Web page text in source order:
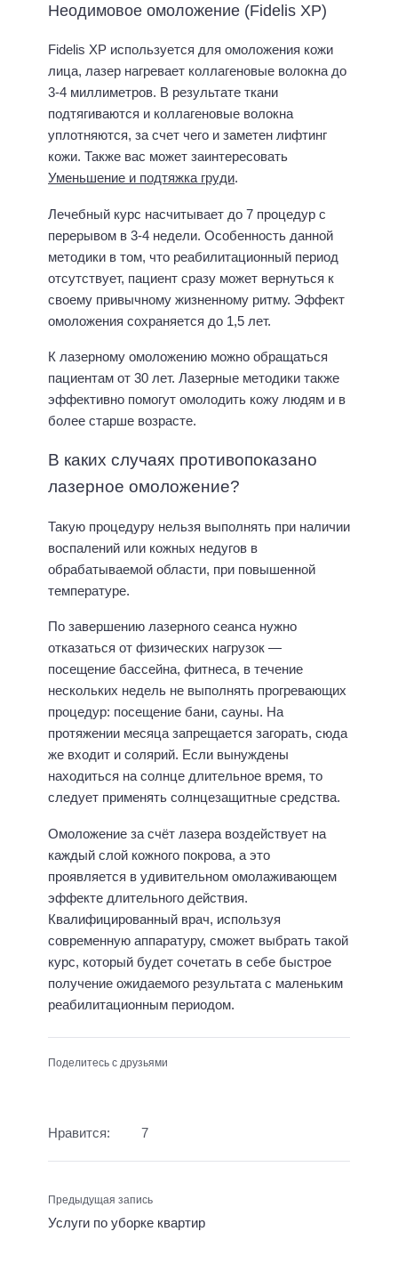
Неодимовое омоложение (Fidelis XP)
Fidelis XP используется для омоложения кожи
лица, лазер нагревает коллагеновые волокна до
3-4 миллиметров. В результате ткани
подтягиваются и коллагеновые волокна
уплотняются, за счет чего и заметен лифтинг
кожи. Также вас может заинтересовать
Уменьшение и подтяжка груди.
Лечебный курс насчитывает до 7 процедур с
перерывом в 3-4 недели. Особенность данной
методики в том, что реабилитационный период
отсутствует, пациент сразу может вернуться к
своему привычному жизненному ритму. Эффект
омоложения сохраняется до 1,5 лет.
К лазерному омоложению можно обращаться
пациентам от 30 лет. Лазерные методики также
эффективно помогут омолодить кожу людям и в
более старше возрасте.
В каких случаях противопоказано
лазерное омоложение?
Такую процедуру нельзя выполнять при наличии
воспалений или кожных недугов в
обрабатываемой области, при повышенной
температуре.
По завершению лазерного сеанса нужно
отказаться от физических нагрузок —
посещение бассейна, фитнеса, в течение
нескольких недель не выполнять прогревающих
процедур: посещение бани, сауны. На
протяжении месяца запрещается загорать, сюда
же входит и солярий. Если вынуждены
находиться на солнце длительное время, то
следует применять солнцезащитные средства.
Омоложение за счёт лазера воздействует на
каждый слой кожного покрова, а это
проявляется в удивительном омолаживающем
эффекте длительного действия.
Квалифицированный врач, используя
современную аппаратуру, сможет выбрать такой
курс, который будет сочетать в себе быстрое
получение ожидаемого результата с маленьким
реабилитационным периодом.
Поделитесь с друзьями
Нравится: 7
Предыдущая запись
Услуги по уборке квартир